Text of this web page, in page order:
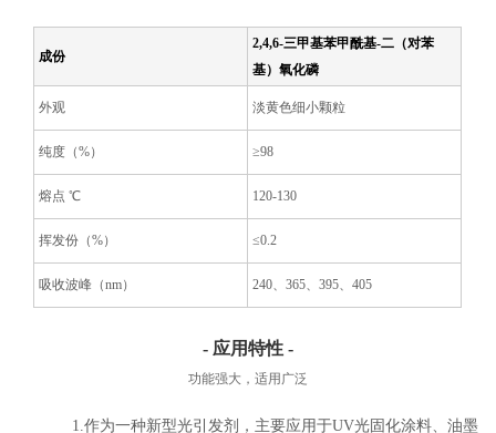
成份
2,4,6-三甲基苯甲酰基-二（对苯
基）氧化磷
外观 淡黄色细小颗粒
纯度（%） ≥98
熔点 ℃ 120-130
挥发份（%） ≤0.2
吸收波峰（nm） 240、365、395、405
- 应用特性 -
功能强大，适用广泛
1.作为一种新型光引发剂，主要应用于UV光固化涂料、油墨